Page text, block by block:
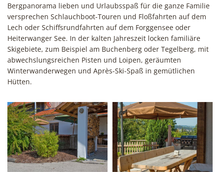
Bergpanorama lieben und Urlaubsspaß für die ganze Familie
versprechen Schlauchboot-Touren und Floßfahrten auf dem
Lech oder Schiffsrundfahrten auf dem Forggensee oder
Heiterwanger See. In der kalten Jahreszeit locken familiäre
Skigebiete, zum Beispiel am Buchenberg oder Tegelberg, mit
abwechslungsreichen Pisten und Loipen, geräumten
Winterwanderwegen und Après-Ski-Spaß in gemütlichen
Hütten.